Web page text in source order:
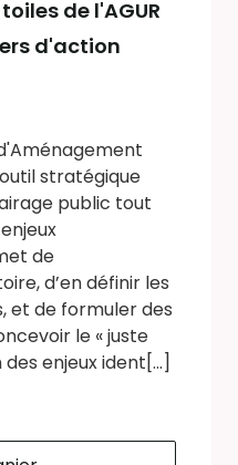
de l'AGUR
d'action
stratégique
public tout
de
d’en définir les
et de formuler des
le « juste
enjeux ident[...]